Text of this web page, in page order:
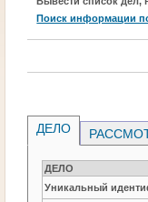
Поиск информации
ДЕЛО
ДЕЛО
Уникальный